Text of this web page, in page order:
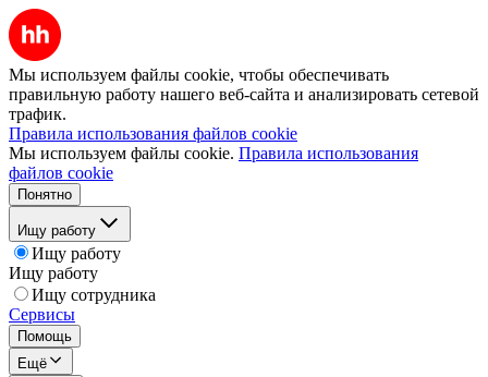
Мы используем файлы cookie, чтобы обеспечивать
правильную работу нашего веб-сайта и анализировать сетевой
трафик.
Правила использования файлов cookie
Мы используем файлы cookie. Правила использования
файлов cookie
Понятно
Ищу работу
Ищу работу
Ищу работу
Ищу сотрудника
Сервисы
Помощь
Ещё